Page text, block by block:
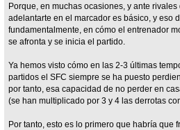
Porque, en muchas ocasiones, y ante
adelantarte en el marcador es básico, y eso
fundamentalmente, en cómo el entrenador
se afronta y se inicia el partido.
Ya hemos visto cómo en las 2-3 últimas
partidos el SFC siempre se ha puesto
por tanto, esa capacidad de no perder en
(se han multiplicado por 3 y 4 las derrotas
Por tanto, esto es lo primero que habría que